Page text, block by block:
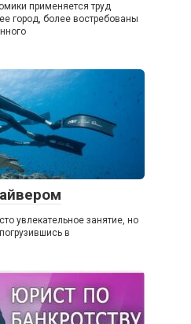
применяется труд
город, более востребованы
увлекательное занятие, но
в